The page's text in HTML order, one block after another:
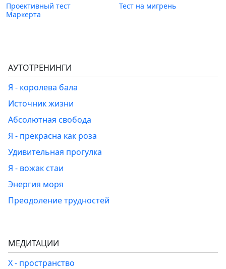
Проективный тест
Маркерта
Тест на мигрень
АУТОТРЕНИНГИ
Я - королева бала
Источник жизни
Абсолютная свобода
Я - прекрасна как роза
Удивительная прогулка
Я - вожак стаи
Энергия моря
Преодоление трудностей
МЕДИТАЦИИ
Х - пространство